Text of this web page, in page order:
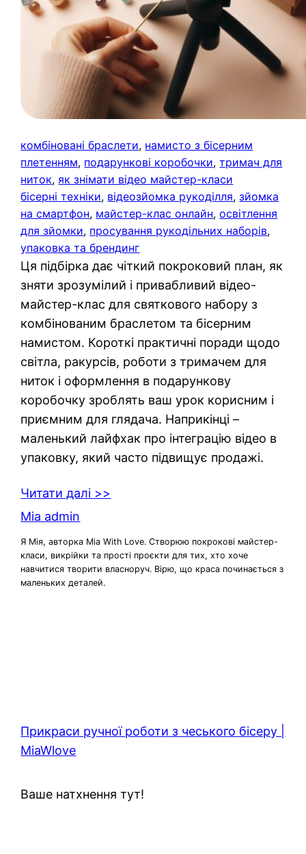
комбіновані браслети, намисто з бісерним
плетенням, подарункові коробочки, тримач для
ниток, як знімати відео майстер-класи
бісерні техніки, відеозйомка рукоділля, зйомка
на смартфон, майстер-клас онлайн, освітлення
для зйомки, просування рукодільних наборів
упаковка та брендинг
Ця підбірка дає чіткий покроковий план, як
зняти зрозумілий і привабливий відео-
майстер-клас для святкового набору з
комбінованим браслетом та бісерним
намистом. Короткі практичні поради щодо
світла, ракурсів, роботи з тримачем для
ниток і оформлення в подарункову
коробочку зроблять ваш урок корисним і
приємним для глядача. Наприкінці –
маленький лайфхак про інтеграцію відео в
упаковку, який часто підвищує продажі.
Читати далі >>
Mia admin
Я Мія, авторка Mia With Love. Створюю покрокові майстер-
класи, викрійки та прості проєкти для тих, хто хоче
навчитися творити власноруч. Вірю, що краса починається з
маленьких деталей.
Прикраси ручної роботи з чеського бісеру |
MiaWlove
Ваше натхнення тут!